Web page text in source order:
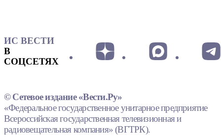
ИС ВЕСТИ
В
СОЦСЕТЯХ
© Сетевое издание «Вести.Ру»
«Федеральное государственное унитарное предприятие
Всероссийская государственная телевизионная и
радиовещательная компания» (ВГТРК).